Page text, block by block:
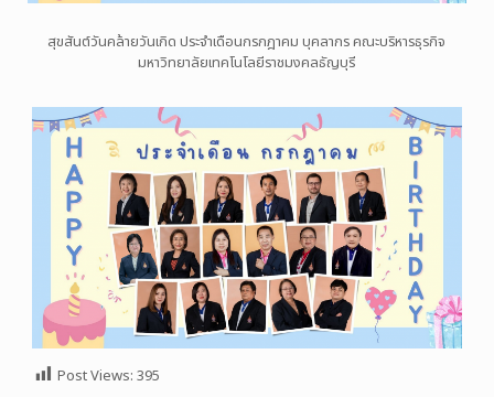
สุขสันต์วันคล้ายวันเกิด ประจำเดือนกรกฎาคม บุคลากร คณะบริหารธุรกิจ
มหาวิทยาลัยเทคโนโลยีราชมงคลธัญบุรี
Post Views: 395